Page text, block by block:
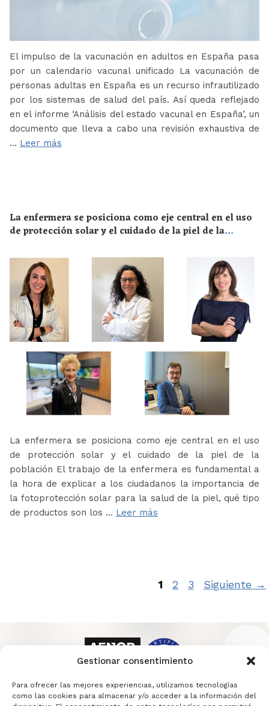
Gestionar consentimiento
Para ofrecer las mejores experiencias, utilizamos tecnologías
como las cookies para almacenar y/o acceder a la información del
El impulso de la vacunación en adultos en España pasa
por un calendario vacunal unificado La vacunación de
personas adultas en España es un recurso infrautilizado
por los sistemas de salud del país. Así queda reflejado
en el informe ‘Análisis del estado vacunal en España’, un
documento que lleva a cabo una revisión exhaustiva de
… Leer más
La enfermera se posiciona como eje central en el uso
de protección solar y el cuidado de la piel de la
La enfermera se posiciona como eje central en el uso
de protección solar y el cuidado de la piel de la
población El trabajo de la enfermera es fundamental a
la hora de explicar a los ciudadanos la importancia de
la fotoprotección solar para la salud de la piel, qué tipo
de productos son los … Leer más
Página
1 Página
2 Página
3 Siguiente →